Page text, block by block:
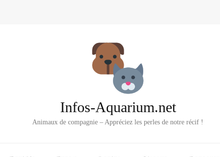
Infos-Aquarium.net
Animaux de compagnie – Appréciez les perles de notre récif !